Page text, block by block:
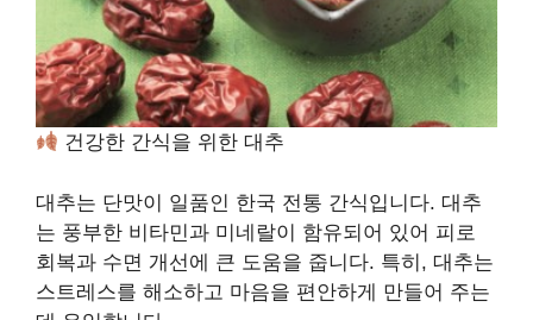
건강한 간식을 위한 대추
대추는 단맛이 일품인 한국 전통 간식입니다. 대추
는 풍부한 비타민과 미네랄이 함유되어 있어 피로
회복과 수면 개선에 큰 도움을 줍니다. 특히, 대추는
스트레스를 해소하고 마음을 편안하게 만들어 주는